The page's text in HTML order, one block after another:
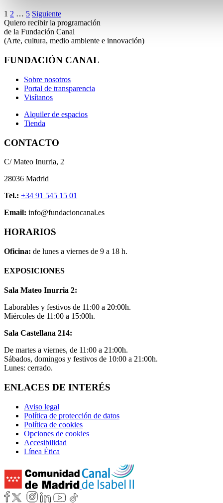
1 2 … 5 Siguiente
Quiero recibir la programación
de la Fundación Canal
(Arte, cultura, medio ambiente e innovación)
FUNDACIÓN CANAL
Sobre nosotros
Portal de transparencia
Visítanos
Alquiler de espacios
Tienda
CONTACTO
C/ Mateo Inurria, 2
28036 Madrid
Tel.: +34 91 545 15 01
Email: info@fundacioncanal.es
HORARIOS
Oficina: de lunes a viernes de 9 a 18 h.
EXPOSICIONES
Sala Mateo Inurria 2:
Laborables y festivos de 11:00 a 20:00h.
Miércoles de 11:00 a 15:00h.
Sala Castellana 214:
De martes a viernes, de 11:00 a 21:00h.
Sábados, domingos y festivos de 10:00 a 21:00h.
Lunes: cerrado.
ENLACES DE INTERÉS
Aviso legal
Política de protección de datos
Política de cookies
Opciones de cookies
Accesibilidad
Línea Ética